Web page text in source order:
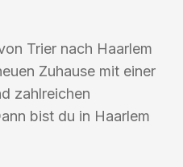
Trier nach Haarlem
Zuhause mit einer
zahlreichen
bist du in Haarlem